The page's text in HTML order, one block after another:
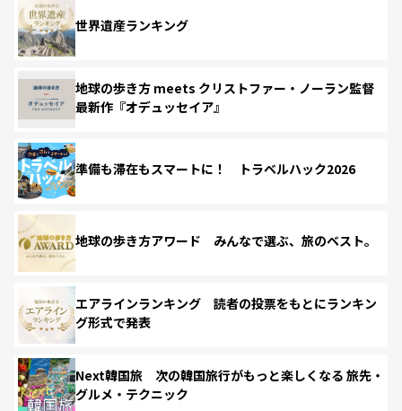
世界遺産ランキング
地球の歩き方 meets クリストファー・ノーラン監督
最新作『オデュッセイア』
準備も滞在もスマートに！ トラベルハック2026
地球の歩き方アワード みんなで選ぶ、旅のベスト。
エアラインランキング 読者の投票をもとにランキン
グ形式で発表
Next韓国旅 次の韓国旅行がもっと楽しくなる 旅先・
グルメ・テクニック